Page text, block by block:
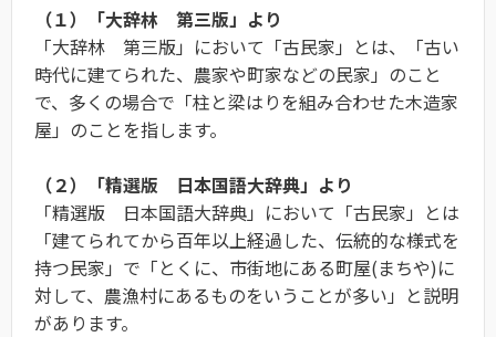
（１）「大辞林 第三版」より
「大辞林 第三版」において「古民家」とは、「古い
時代に建てられた、農家や町家などの民家」のこと
で、多くの場合で「柱と梁はりを組み合わせた木造家
屋」のことを指します。
（２）「精選版 日本国語大辞典」より
「精選版 日本国語大辞典」において「古民家」とは
「建てられてから百年以上経過した、伝統的な様式を
持つ民家」で「とくに、市街地にある町屋(まちや)に
対して、農漁村にあるものをいうことが多い」と説明
があります。